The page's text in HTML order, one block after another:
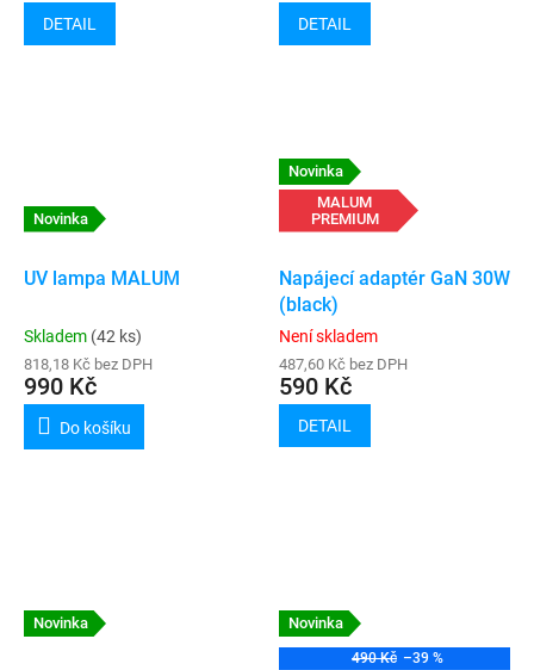
DETAIL DETAIL
Novinka
UV lampa MALUM
Skladem (42 ks)
818,18 Kč bez DPH
990 Kč
Do košíku
Novinka
MALUM
PREMIUM
Napájecí adaptér GaN 30W
(black)
Není skladem
487,60 Kč bez DPH
590 Kč
DETAIL
Novinka Novinka
490 Kč –39 %